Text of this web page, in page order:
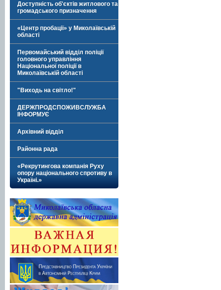
Доступність об'єктів житлового та
громадського призначення
«Центр пробації» у Миколаївській
області
Первомайський відділ поліції
головного управління
Національної поліції в
Миколаївській області
"Виходь на світло!"
ДЕРЖПРОДСПОЖИВСЛУЖБА
ІНФОРМУЄ
Архівний відділ
Районна рада
«Рекрутингова компанія Руху
опору національного спротиву в
Україні.»